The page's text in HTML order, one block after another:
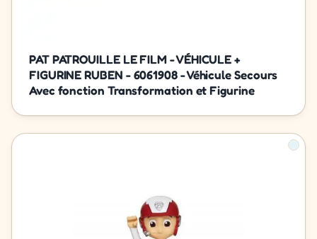
PAT PATROUILLE LE FILM - VÉHICULE +
FIGURINE RUBEN - 6061908 - Véhicule Secours
Avec fonction Transformation et Figurine